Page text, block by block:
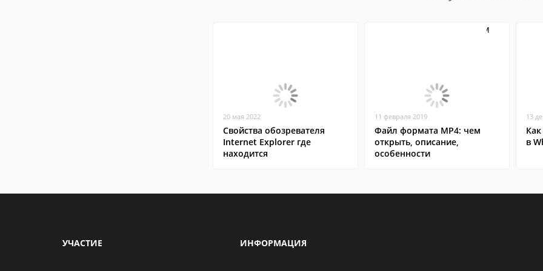
20 мая 2022
Свойства обозревателя
Internet Explorer где
находится
11 февраля 2019
Файл формата MP4: чем
открыть, описание,
особенности
13
в
УЧАСТИЕ ИНФОРМАЦИЯ